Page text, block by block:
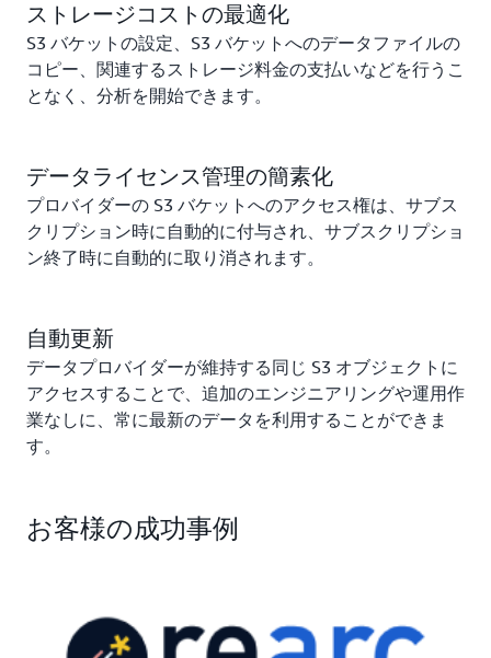
ストレージコストの最適化
S3 バケットの設定、S3 バケットへのデータファイルの
コピー、関連するストレージ料金の支払いなどを行うこ
となく、分析を開始できます。
データライセンス管理の簡素化
プロバイダーの S3 バケットへのアクセス権は、サブス
クリプション時に自動的に付与され、サブスクリプショ
ン終了時に自動的に取り消されます。
自動更新
データプロバイダーが維持する同じ S3 オブジェクトに
アクセスすることで、追加のエンジニアリングや運用作
業なしに、常に最新のデータを利用することができま
す。
お客様の成功事例